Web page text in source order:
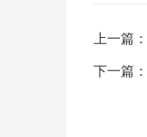
上一篇：
下一篇：